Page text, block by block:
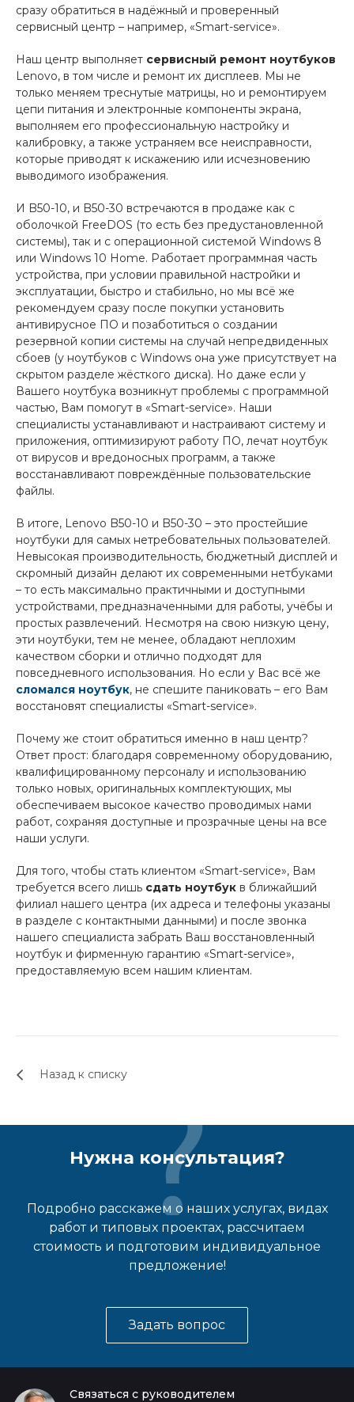
сразу обратиться в надёжный и проверенный
сервисный центр – например, «Smart-service».
Наш центр выполняет сервисный ремонт ноутбуков
Lenovo, в том числе и ремонт их дисплеев. Мы не
только меняем треснутые матрицы, но и ремонтируем
цепи питания и электронные компоненты экрана,
выполняем его профессиональную настройку и
калибровку, а также устраняем все неисправности,
которые приводят к искажению или исчезновению
выводимого изображения.
И B50-10, и B50-30 встречаются в продаже как с
оболочкой FreeDOS (то есть без предустановленной
системы), так и с операционной системой Windows 8
или Windows 10 Home. Работает программная часть
устройства, при условии правильной настройки и
эксплуатации, быстро и стабильно, но мы всё же
рекомендуем сразу после покупки установить
антивирусное ПО и позаботиться о создании
резервной копии системы на случай непредвиденных
сбоев (у ноутбуков с Windows она уже присутствует на
скрытом разделе жёсткого диска). Но даже если у
Вашего ноутбука возникнут проблемы с программной
частью, Вам помогут в «Smart-service». Наши
специалисты устанавливают и настраивают систему и
приложения, оптимизируют работу ПО, лечат ноутбук
от вирусов и вредоносных программ, а также
восстанавливают повреждённые пользовательские
файлы.
В итоге, Lenovo B50-10 и B50-30 – это простейшие
ноутбуки для самых нетребовательных пользователей.
Невысокая производительность, бюджетный дисплей и
скромный дизайн делают их современными нетбуками
– то есть максимально практичными и доступными
устройствами, предназначенными для работы, учёбы и
простых развлечений. Несмотря на свою низкую цену,
эти ноутбуки, тем не менее, обладают неплохим
качеством сборки и отлично подходят для
повседневного использования. Но если у Вас всё же
сломался ноутбук, не спешите паниковать – его Вам
восстановят специалисты «Smart-service».
Почему же стоит обратиться именно в наш центр?
Ответ прост: благодаря современному оборудованию,
квалифицированному персоналу и использованию
только новых, оригинальных комплектующих, мы
обеспечиваем высокое качество проводимых нами
работ, сохраняя доступные и прозрачные цены на все
наши услуги.
Для того, чтобы стать клиентом «Smart-service», Вам
требуется всего лишь сдать ноутбук в ближайший
филиал нашего центра (их адреса и телефоны указаны
в разделе с контактными данными) и после звонка
нашего специалиста забрать Ваш восстановленный
ноутбук и фирменную гарантию «Smart-service»,
предоставляемую всем нашим клиентам.
Назад к списку
Нужна консультация?
Подробно расскажем о наших услугах, видах
работ и типовых проектах, рассчитаем
стоимость и подготовим индивидуальное
предложение!
Задать вопрос
Связаться с руководителем